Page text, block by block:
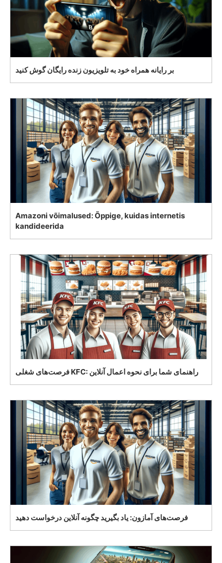
بر رایانه همراه خود به تلویزیون زنده رایگان گوش کنید
Amazoni võimalused: Õppige, kuidas internetis
kandideerida
فرصت‌های شغلی KFC: راهنمای شما برای نحوه اعمال آنلاین
فرصت‌های آمازون: یاد بگیرید چگونه آنلاین درخواست دهید